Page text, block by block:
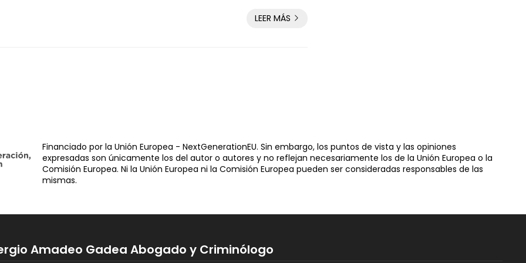
LEER MÁS
Financiado por la Unión Europea - NextGenerationEU. Sin embargo, los puntos de vista y las opiniones
expresadas son únicamente los del autor o autores y no reflejan necesariamente los de la Unión Europea o la
Comisión Europea. Ni la Unión Europea ni la Comisión Europea pueden ser consideradas responsables de las
mismas.
Amadeo Gadea Abogado y Criminólogo